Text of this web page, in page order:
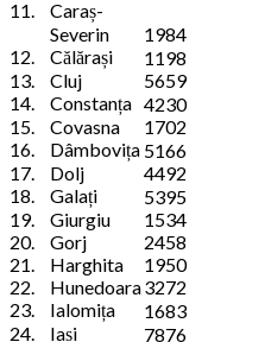
11.
Caraș-
Severin
1984
12. Călărași 1198
13.
Cluj 5659
14.
Constanța 4230
15.
Covasna 1702
16.
Dâmbovița 5166
17.
Dolj 4492
18.
Galați 5395
19.
Giurgiu 1534
20.
Gorj 2458
21.
Harghita 1950
22.
Hunedoara3272
23.
Ialomița 1683
24.
Iași 7876